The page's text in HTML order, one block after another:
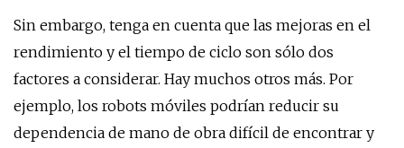
Sin embargo, tenga en cuenta que las mejoras en el
rendimiento y el tiempo de ciclo son sólo dos
factores a considerar. Hay muchos otros más. Por
ejemplo, los robots móviles podrían reducir su
dependencia de mano de obra difícil de encontrar y